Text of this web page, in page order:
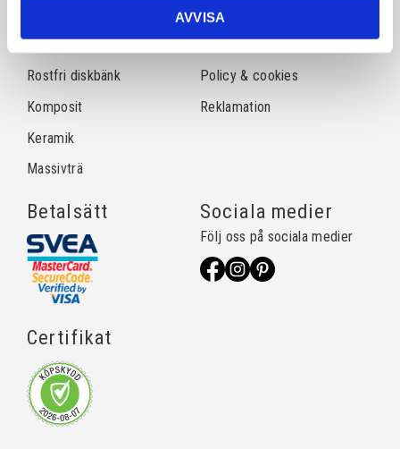
AVVISA
Natursten
Rostfri diskbänk
Komposit
Keramik
Massivträ
Frågor & svar
Köpvillkor
Policy & cookies
Reklamation
Betalsätt
Certifikat
Sociala medier
Följ oss på sociala medier